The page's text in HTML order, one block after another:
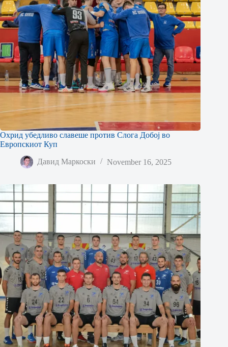
Охрид убедливо славеше против Слога Добој во
Европскиот Куп
Давид Маркоски November 16, 2025